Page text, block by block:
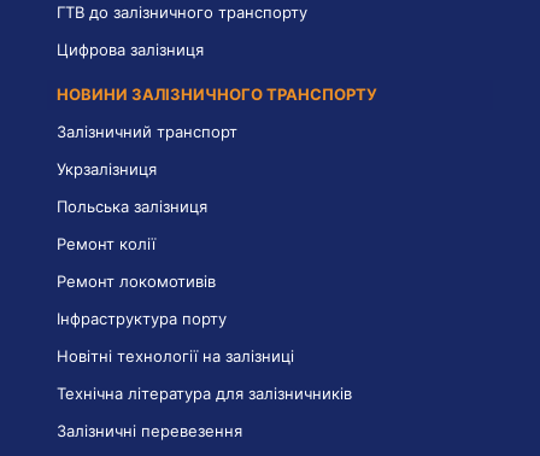
ГТВ до залізничного транспорту
Цифрова залізниця
НОВИНИ ЗАЛІЗНИЧНОГО ТРАНСПОРТУ
Залізничний транспорт
Укрзалізниця
Польська залізниця
Ремонт колії
Ремонт локомотивів
Інфраструктура порту
Новітні технології на залізниці
Технічна література для залізничників
Залізничні перевезення